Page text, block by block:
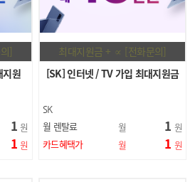
]
지원
1 원
1 원
최대지원금 + ∝ [전화문의]
[SK] 인터넷 / TV 가입 최대지원금
SK
월 렌탈료 월 1 원
카드혜택가
월 1 원